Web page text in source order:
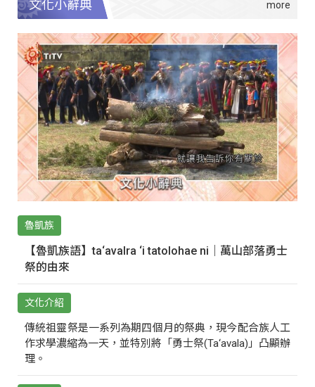
文化小辭典
魯凱族
【魯凱族語】ta‘avalra ‘i tatolohae ni｜萬山部落勇士
祭的由來
文化介紹
傳統祖靈祭是一系列為期四個月的祭典，現今配合族人工
作求學濃縮為一天，並特別將「勇士祭(Ta‘avala)」凸顯辦
理。